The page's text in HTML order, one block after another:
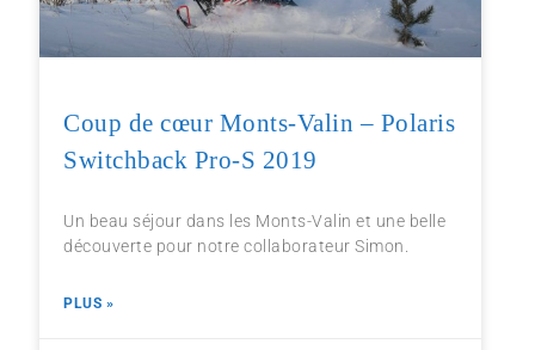
Coup de cœur Monts-Valin – Polaris
Switchback Pro-S 2019
Un beau séjour dans les Monts-Valin et une belle
découverte pour notre collaborateur Simon.
PLUS »